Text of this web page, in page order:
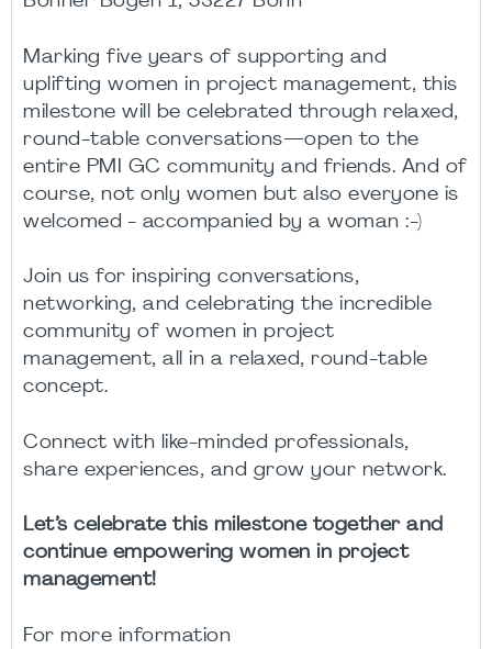
Marking five years of supporting and
uplifting women in project management, this
milestone will be celebrated through relaxed,
round-table conversations—open to the
entire PMI GC community and friends. And of
course, not only women but also everyone is
welcomed - accompanied by a woman :-)
Join us for inspiring conversations,
networking, and celebrating the incredible
community of women in project
management, all in a relaxed, round-table
concept.
Connect with like-minded professionals,
share experiences, and grow your network.
Let’s celebrate this milestone together and
continue empowering women in project
management!
For more information